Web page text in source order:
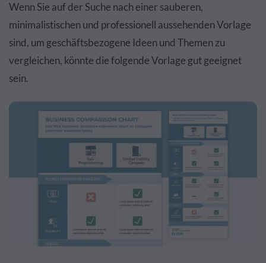
Wenn Sie auf der Suche nach einer sauberen,
minimalistischen und professionell aussehenden Vorlage
sind, um geschäftsbezogene Ideen und Themen zu
vergleichen, könnte die folgende Vorlage gut geeignet
sein.